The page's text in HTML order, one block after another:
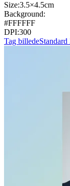
Size:3.5×4.5cm
Background:
#FFFFFF
DPI:300
Tag billede